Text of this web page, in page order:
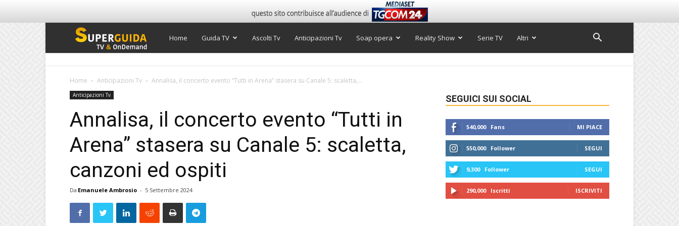
Super
Home Guida TV Ascolti Tv Anticipazioni Tv Soap opera Reality Show Serie TV Altri
Home Anticipazioni Tv Annalisa, il concerto evento “Tutti in Arena” stasera su Canale 5: scaletta,...
Anticipazioni Tv
Annalisa, il concerto evento “Tutti in
Arena” stasera su Canale 5: scaletta,
canzoni ed ospiti
Da Emanuele Ambrosio - 5 Settembre 2024
SEGUICI SUI SOCIAL
540,000 Fans MI PIACE
550,000 Follower SEGUI
9,300 Follower SEGUI
290,000 Iscritti ISCRIVITI